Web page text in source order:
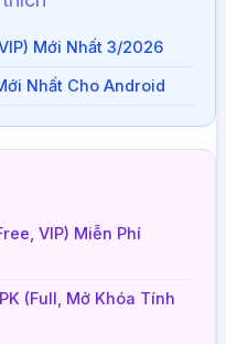
Mới Nhất 3/2026
Nhất Cho Android
VIP) Miễn Phí
(Full, Mở Khóa Tính